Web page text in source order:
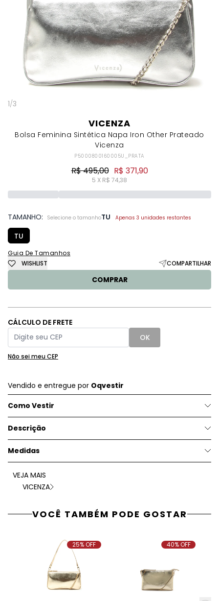
1/3
VICENZA
Bolsa Feminina Sintética Napa Iron Other Prateado
Vicenza
P5000800160005U_PRATA
R$ 495,00 R$ 371,90
5 X R$ 74,38
TAMANHO: Selecione o tamanhoTU Apenas 3 unidades restantes
TU
COMPRAR
WISHLIST COMPARTILHAR
Guia De Tamanhos
CÁLCULO DE FRETE
OK
Não sei meu CEP
Vendido e entregue por Oqvestir
Como Vestir
Descrição
Medidas
VEJA MAIS
VICENZA
VOCÊ TAMBÉM PODE GOSTAR
25% OFF 40% OFF